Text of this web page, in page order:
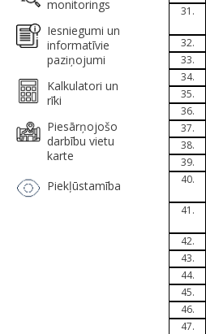
monitorings
Iesniegumi un
informatīvie
paziņojumi
Kalkulatori un
rīki
Piesārņojošo
darbību vietu
karte
Piekļūstamība
31.
32.
33.
34.
35.
36.
37.
38.
39.
40.
41.
42.
43.
44.
45.
46.
47.